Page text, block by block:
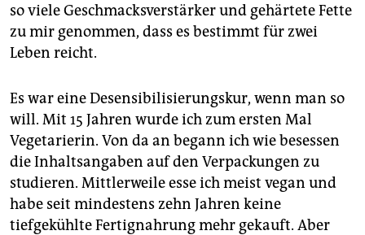
so viele Geschmacksverstärker und gehärtete Fette
zu mir genommen, dass es bestimmt für zwei
Leben reicht.
Es war eine Desensibilisierungskur, wenn man so
will. Mit 15 Jahren wurde ich zum ersten Mal
Vegetarierin. Von da an begann ich wie besessen
die Inhaltsangaben auf den Verpackungen zu
studieren. Mittlerweile esse ich meist vegan und
habe seit mindestens zehn Jahren keine
tiefgekühlte Fertignahrung mehr gekauft. Aber